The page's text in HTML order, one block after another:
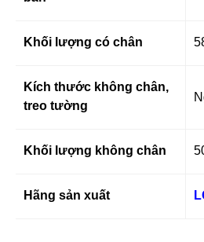
Khối lượng có chân
Kích thước không chân,
treo tường
Khối lượng không chân
Hãng sản xuất